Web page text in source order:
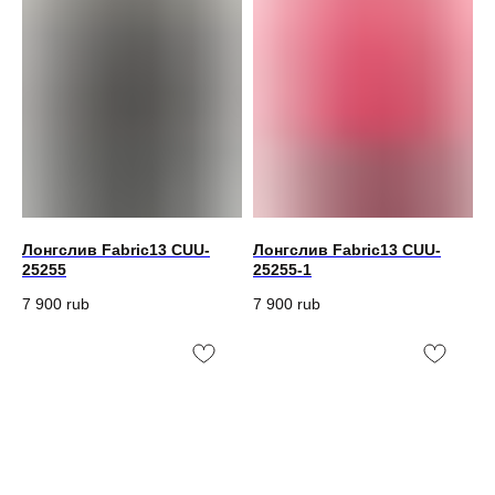
Лонгслив Fabric13 CUU-
25255
7 900 rub
Лонгслив Fabric13 CUU-
25255-1
7 900 rub